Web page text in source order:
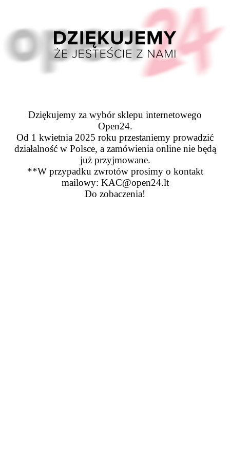
Dziękujemy za wybór sklepu internetowego
Open24.
Od 1 kwietnia 2025 roku przestaniemy prowadzić
działalność w Polsce, a zamówienia online nie będą
już przyjmowane.
**W przypadku zwrotów prosimy o kontakt
mailowy: KAC@open24.lt
Do zobaczenia!